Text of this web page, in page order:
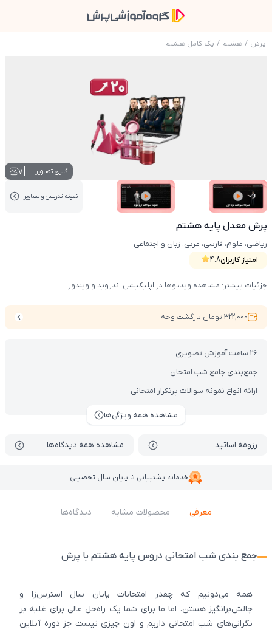
پرش / هشتم / پک کامل هشتم
گالری تصاویر 7
عکس کاور نمونه تدریس
نمونه تدریس‌ و تصاویر
پرش معدل پایه هشتم
امتیاز کاربران4.8
ریاضی، علوم، فارسی، عربی، زبان و اجتماعی
26 ساعت آموزش تصویری
جمع‌بندی جامع شب امتحان
ارائه انواع نمونه سوالات پرتکرار امتحانی
مشاهده همه ویژگی‌ها
رزومه اساتید مشاهده همه دیدگاه‌ها
خدمات پشتیبانی تا پایان سال تحصیلی
جزئیات بیشتر: مشاهده ویدیوها در اپلیکیشن اندروید و ویندوز
322,000 تومان بازگشت وجه
معرفی محصولات مشابه دیدگاه‌ها
جمع بندی شب امتحانی دروس پایه هشتم با پرش
همه می‌دونیم که چقدر امتحانات پایان سال استرس‌زا و
چالش‌برانگیز هستن. اما ما برای شما یک راه‌حل عالی برای غلبه بر
نگرانی‌های شب امتحانی داریم و اون چیزی نیست جز دوره آنلاین